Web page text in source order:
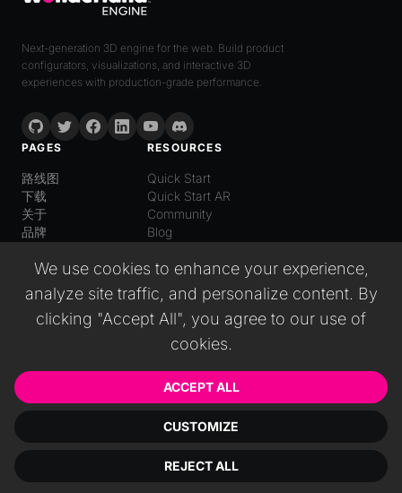
We use cookies to enhance your experience,
analyze site traffic, and personalize content. By
clicking "Accept All", you agree to our use of
cookies.
ACCEPT ALL
CUSTOMIZE
REJECT ALL
Next-generation 3D engine for the web. Build product
configurators, visualizations, and interactive 3D
experiences with production-grade performance.
PAGES
路线图
下载
关于
品牌
RESOURCES
Quick Start
Quick Start AR
Community
Blog
普通话
English
Español
Deutsch
© 2026 Wonderland GmbH. All rights reserved.
EULA隐私政策服务条款